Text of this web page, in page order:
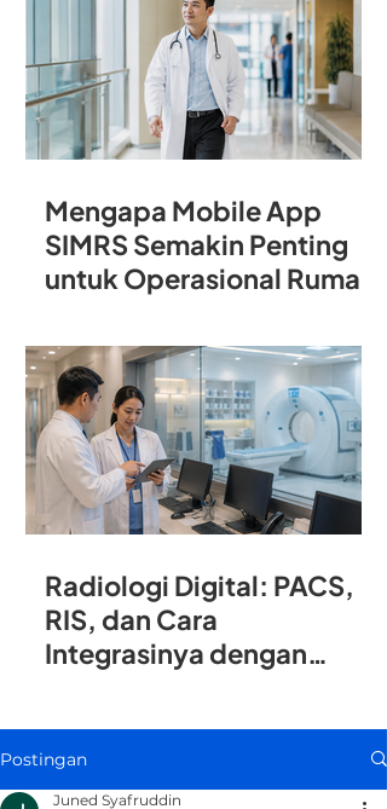
Mengapa Mobile App
SIMRS Semakin Penting
untuk Operasional Rumah
Radiologi Digital: PACS,
RIS, dan Cara
Integrasinya dengan
Postingan
Juned Syafruddin